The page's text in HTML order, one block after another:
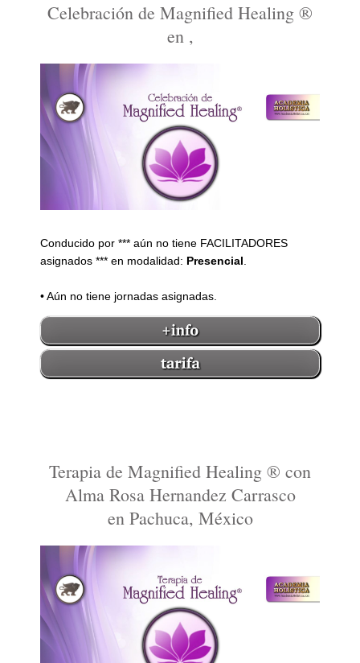
Celebración de Magnified Healing ®
en ,
Conducido por *** aún no tiene FACILITADORES
asignados *** en modalidad: Presencial.
• Aún no tiene jornadas asignadas.
Terapia de Magnified Healing ® con
Alma Rosa Hernandez Carrasco
en Pachuca, México